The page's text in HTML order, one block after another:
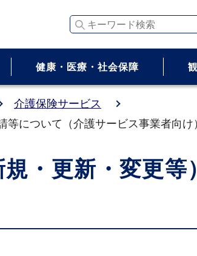
キーワード検索
健康・医療・社会保障
介護保険サービス
について（介護サービス事業者向け
・更新・変更